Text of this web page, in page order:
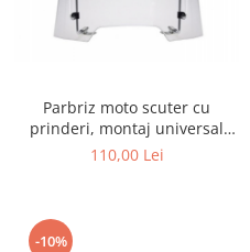
Parbriz moto scuter cu
prinderi, montaj universal
450mm/H-490mm
110,00 Lei
-10%